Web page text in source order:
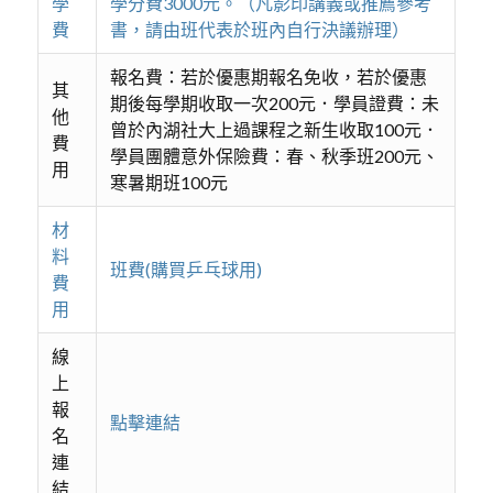
費
書，請由班代表於班內自行決議辦理）
其
他
費
用
報名費：若於優惠期報名免收，若於優惠
期後每學期收取一次200元．學員證費：未
曾於內湖社大上過課程之新生收取100元．
學員團體意外保險費：春、秋季班200元、
寒暑期班100元
材
料
費
用
班費(購買乒乓球用)
線
上
報
名
連
結
點擊連結